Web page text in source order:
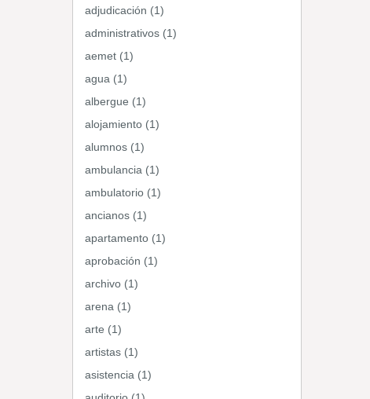
adjudicación (1)
administrativos (1)
aemet (1)
agua (1)
albergue (1)
alojamiento (1)
alumnos (1)
ambulancia (1)
ambulatorio (1)
ancianos (1)
apartamento (1)
aprobación (1)
archivo (1)
arena (1)
arte (1)
artistas (1)
asistencia (1)